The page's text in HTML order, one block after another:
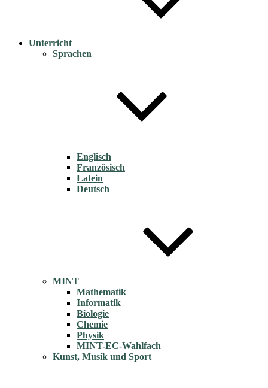
Unterricht
Sprachen
Englisch
Französisch
Latein
Deutsch
MINT
Mathematik
Informatik
Biologie
Chemie
Physik
MINT-EC-Wahlfach
Kunst, Musik und Sport